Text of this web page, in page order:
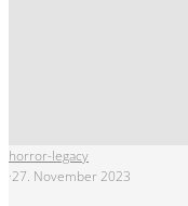
horror-legacy
·27. November 2023